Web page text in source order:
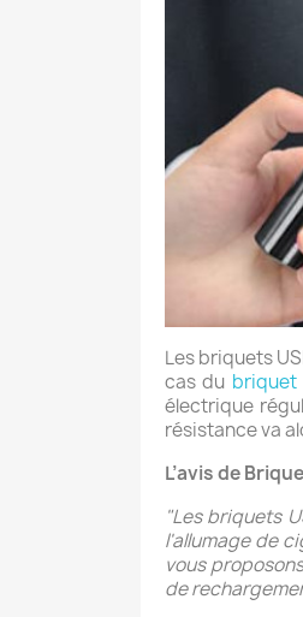
Les briquets
cas du briquet
électrique
résistance va
L’avis de
"Les briquets
l'allumage de
vous
de